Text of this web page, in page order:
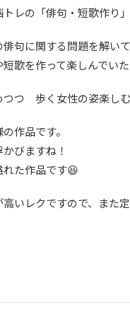
レの「俳句・短歌作り」
句に関する問題を解い
歌を作って楽しんでいた
つ 歩く女性の姿楽しむ
作品です。
びますね！
た作品です😆
いレクですので、また